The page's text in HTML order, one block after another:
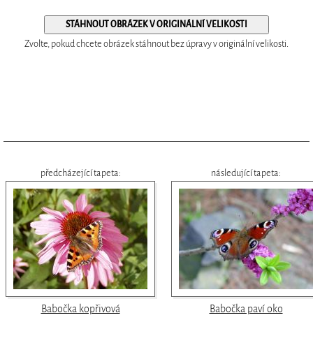
Zvolte, pokud chcete obrázek stáhnout bez úpravy v originální velikosti.
předcházející tapeta:
Babočka kopřivová
následující tapeta:
Babočka paví oko